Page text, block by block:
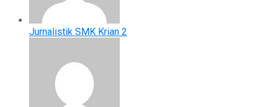
Jurnalistik SMK Krian 2